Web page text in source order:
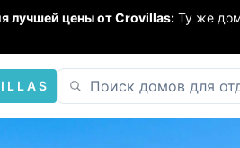
лучшей цены от Crovillas: Ту же